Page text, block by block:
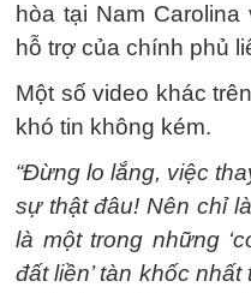
hòa tại Nam
hỗ trợ của chính phủ
Một số video khác
khó tin không kém.
“Đừng lo lắng, việc
sự thật đâu! Nên chỉ
là một trong những
đất liền’ tàn khốc